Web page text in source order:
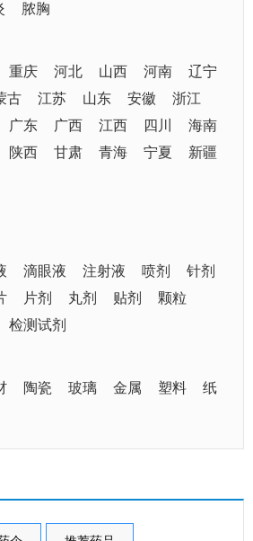
脓胸
重庆 河北 山西 河南
辽宁
古 江苏 山东 安徽
浙江
广东 广西 江西 四川
海南
陕西 甘肃 青海 宁夏
新疆
滴眼液 注射液 喷剂
针剂
片剂 丸剂 贴剂
颗粒
检测试剂
陶瓷 玻璃 金属 塑料
纸